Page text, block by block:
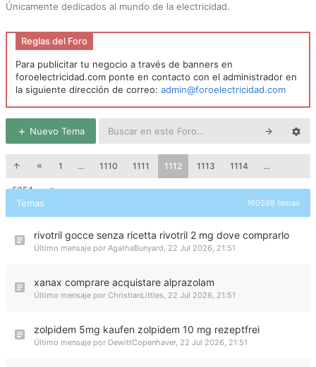
Únicamente dedicados al mundo de la electricidad.
Reglas del Foro
Para publicitar tu negocio a través de banners en
foroelectricidad.com ponte en contacto con el administrador en
la siguiente dirección de correo: admin@foroelectricidad.com
Nuevo Tema
1 … 1110 1111 1112 1113 1114 …
5354
Temas 160598 temas
rivotril gocce senza ricetta rivotril 2 mg dove comprarlo
Último mensaje por AgathaBunyard, 22 Jul 2026, 21:51
xanax comprare acquistare alprazolam
Último mensaje por ChristianLittles, 22 Jul 2026, 21:51
zolpidem 5mg kaufen zolpidem 10 mg rezeptfrei
Último mensaje por DewittCopenhaver, 22 Jul 2026, 21:51